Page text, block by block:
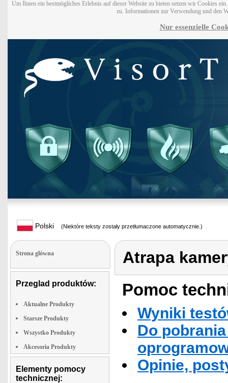
Um Ihnen ein bestmögliches Erlebnis auf dieser Website zu bieten setzen wir Cookies
zu. Informationen zur Verwendung und den
Nur essenzielle
Polski (Niektóre teksty zostały przetłumaczone automatycznie.)
Strona glówna
Przeglad produktów:
Aktualne Produkty
Starsze Produkty
Wszystko Produkty
Akcesoria Produkty
Elementy pomocy
technicznej:
Atrapa
Pomoc
Wyniki
Do
Opinie,